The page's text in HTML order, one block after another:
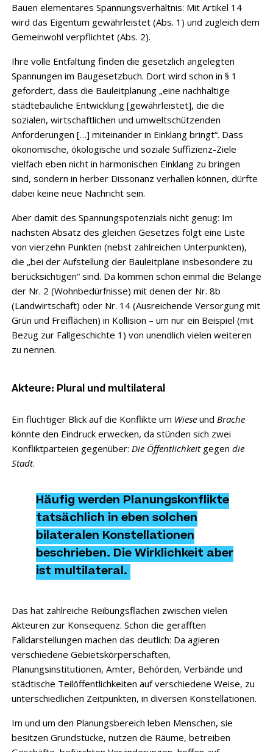
Bauen elementares Spannungsverhältnis: Mit Artikel 14
wird das Eigentum gewährleistet (Abs. 1) und zugleich dem
Gemeinwohl verpflichtet (Abs. 2).
Ihre volle Entfaltung finden die gesetzlich angelegten
Spannungen im Baugesetzbuch. Dort wird schon in § 1
gefordert, dass die Bauleitplanung „eine nachhaltige
städtebauliche Entwicklung [gewährleistet], die die
sozialen, wirtschaftlichen und umweltschützenden
Anforderungen […] miteinander in Einklang bringt“. Dass
ökonomische, ökologische und soziale Suffizienz-Ziele
vielfach eben nicht in harmonischen Einklang zu bringen
sind, sondern in herber Dissonanz verhallen können, dürfte
dabei keine neue Nachricht sein.
Aber damit des Spannungspotenzials nicht genug: Im
nächsten Absatz des gleichen Gesetzes folgt eine Liste
von vierzehn Punkten (nebst zahlreichen Unterpunkten),
die „bei der Aufstellung der Bauleitpläne insbesondere zu
berücksichtigen“ sind. Da kommen schon einmal die Belange
der Nr. 2 (Wohnbedürfnisse) mit denen der Nr. 8b
(Landwirtschaft) oder Nr. 14 (Ausreichende Versorgung mit
Grün und Freiflächen) in Kollision – um nur ein Beispiel (mit
Bezug zur Fallgeschichte 1) von unendlich vielen weiteren
zu nennen.
Akteure: Plural und multilateral
Ein flüchtiger Blick auf die Konflikte um Wieseund Brache
könnte den Eindruck erwecken, da stünden sich zwei
Konfliktparteien gegenüber: Die Öffentlichkeitgegen die
Stadt.
Häufig werden Planungskonflikte
tatsächlich in eben solchen
bilateralen Konstellationen
beschrieben. Die Wirklichkeit aber
ist multilateral.
Das hat zahlreiche Reibungsflächen zwischen vielen
Akteuren zur Konsequenz. Schon die gerafften
Falldarstellungen machen das deutlich: Da agieren
verschiedene Gebietskörperschaften,
Planungsinstitutionen, Ämter, Behörden, Verbände und
städtische Teilöffentlichkeiten auf verschiedene Weise, zu
unterschiedlichen Zeitpunkten, in diversen Konstellationen.
Im und um den Planungsbereich leben Menschen, sie
besitzen Grundstücke, nutzen die Räume, betreiben